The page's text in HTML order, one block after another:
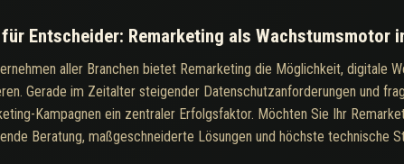
Entscheider: Remarketing als Wachstumsmotor
aller Branchen bietet Remarketing die Möglichkeit, digitale
Gerade im Zeitalter steigender Datenschutzanforderungen und
Kampagnen ein zentraler Erfolgsfaktor. Möchten Sie Ihr
Beratung, maßgeschneiderte Lösungen und höchste technische